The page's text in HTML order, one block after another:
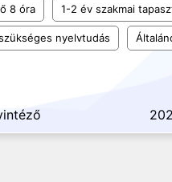
8 óra 1-2 év szakmai
nyelvtudás